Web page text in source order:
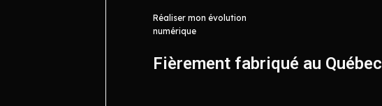
Réaliser mon évolution
numérique
Fièrement fabriqué au Québec